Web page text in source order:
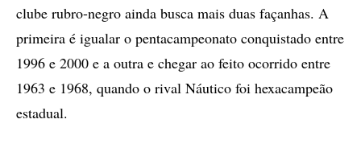
clube rubro-negro ainda busca mais duas façanhas. A
primeira é igualar o pentacampeonato conquistado entre
1996 e 2000 e a outra e chegar ao feito ocorrido entre
1963 e 1968, quando o rival Náutico foi hexacampeão
estadual.